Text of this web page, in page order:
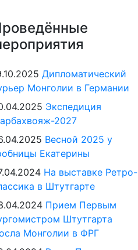
Дипломатический
Монголии в Германии
Экспедиция
2027
Весной 2025 у
Екатерины
На выставке Ретро-
в Штутгарте
Прием Первым
Штутгарта
Монголии в ФРГ